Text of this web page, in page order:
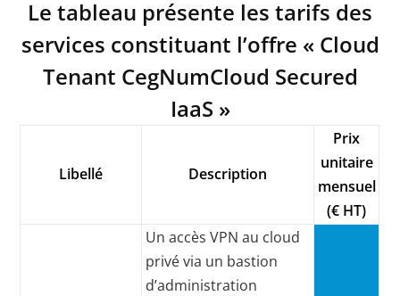
Le tableau présente les tarifs des
services constituant l’offre « Cloud
Tenant CegNumCloud Secured
IaaS »
Libellé Description
Prix
unitaire
mensuel
(€ HT)
Un accès VPN au cloud
privé via un bastion
d’administration